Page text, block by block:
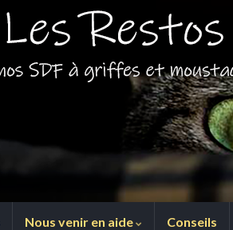
Nous venir en aide Conseils